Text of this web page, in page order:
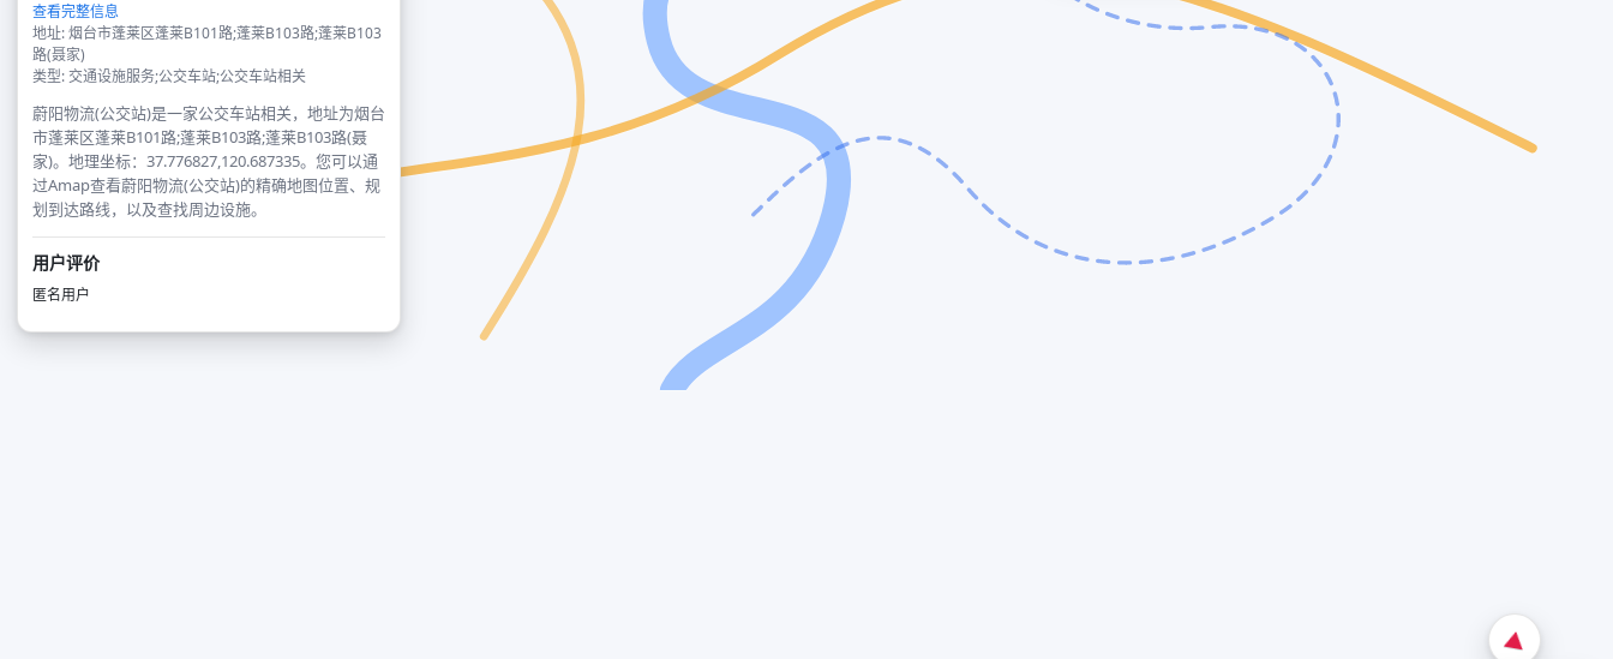
查看完整信息
地址: 烟台市蓬莱区蓬莱B101路;蓬莱B103路;蓬莱B103
路(聂家)
类型: 交通设施服务;公交车站;公交车站相关
蔚阳物流(公交站)是一家公交车站相关，地址为烟台
市蓬莱区蓬莱B101路;蓬莱B103路;蓬莱B103路(聂
家)。地理坐标：37.776827,120.687335。您可以通
过Amap查看蔚阳物流(公交站)的精确地图位置、规
划到达路线，以及查找周边设施。
用户评价
匿名用户